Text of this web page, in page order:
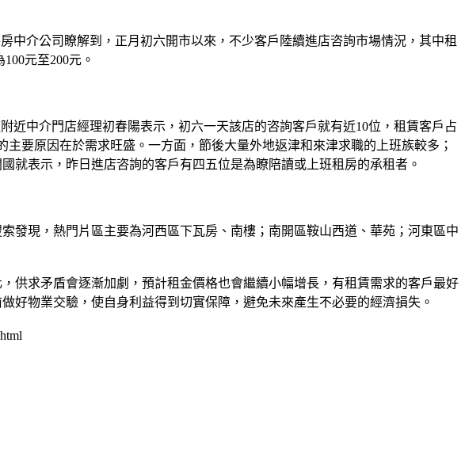
中介公司瞭解到，正月初六開市以來，不少客戶陸續進店咨詢市場情況，其中租
元至200元。
近中介門店經理初春陽表示，初六一天該店的咨詢客戶就有近10位，租賃客戶占
要原因在於需求旺盛。一方面，節後大量外地返津和來津求職的上班族較多；
就表示，昨日進店咨詢的客戶有四五位是為瞭陪讀或上班租房的承租者。
發現，熱門片區主要為河西區下瓦房、南樓；南開區鞍山西道、華苑；河東區中
供求矛盾會逐漸加劇，預計租金價格也會繼續小幅增長，有租賃需求的客戶最好
好物業交驗，使自身利益得到切實保障，避免未來產生不必要的經濟損失。